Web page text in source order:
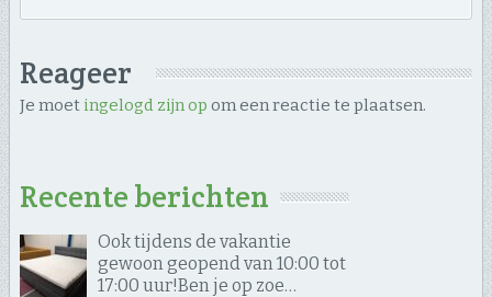
Reageer
Je moet ingelogd zijn op om een reactie te plaatsen.
Recente berichten
Ook tijdens de vakantie
gewoon geopend van 10:00 tot
17:00 uur! ​Ben je op zoe…